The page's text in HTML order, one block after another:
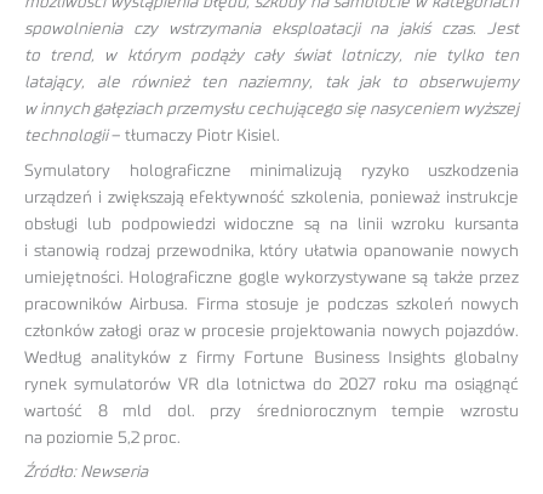
spowolnienia czy wstrzymania eksploatacji na jakiś czas. Jest
to trend, w którym podąży cały świat lotniczy, nie tylko ten
latający, ale również ten naziemny, tak jak to obserwujemy
w innych gałęziach przemysłu cechującego się nasyceniem wyższej
technologii– tłumaczy Piotr Kisiel.
Symulatory holograficzne minimalizują ryzyko uszkodzenia
urządzeń i zwiększają efektywność szkolenia, ponieważ instrukcje
obsługi lub podpowiedzi widoczne są na linii wzroku kursanta
i stanowią rodzaj przewodnika, który ułatwia opanowanie nowych
umiejętności. Holograficzne gogle wykorzystywane są także przez
pracowników Airbusa. Firma stosuje je podczas szkoleń nowych
członków załogi oraz w procesie projektowania nowych pojazdów.
Według analityków z firmy Fortune Business Insights globalny
rynek symulatorów VR dla lotnictwa do 2027 roku ma osiągnąć
wartość 8 mld dol. przy średniorocznym tempie wzrostu
na poziomie 5,2 proc.
Źródło: Newseria